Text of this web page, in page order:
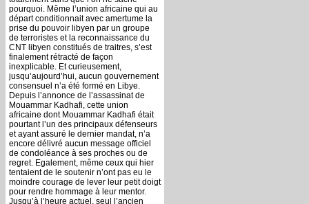
pourquoi. Même l’union africaine qui au
départ conditionnait avec amertume la
prise du pouvoir libyen par un groupe
de terroristes et la reconnaissance du
CNT libyen constitués de traitres, s’est
finalement rétracté de façon
inexplicable. Et curieusement,
jusqu’aujourd’hui, aucun gouvernement
consensuel n’a été formé en Libye.
Depuis l’annonce de l’assassinat de
Mouammar Kadhafi, cette union
africaine dont Mouammar Kadhafi était
pourtant l’un des principaux défenseurs
et ayant assuré le dernier mandat, n’a
encore délivré aucun message officiel
de condoléance à ses proches ou de
regret. Egalement, même ceux qui hier
tentaient de le soutenir n’ont pas eu le
moindre courage de lever leur petit doigt
pour rendre hommage à leur mentor.
Jusqu’à l’heure actuel, seul l’ancien